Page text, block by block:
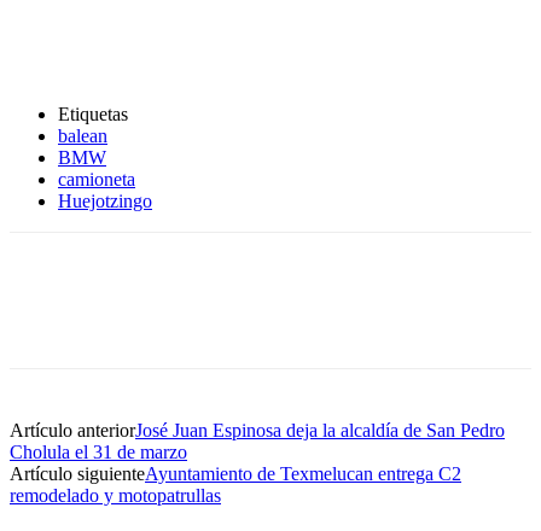
Etiquetas
balean
BMW
camioneta
Huejotzingo
Artículo anteriorJosé Juan Espinosa deja la alcaldía de San Pedro
Cholula el 31 de marzo
Artículo siguienteAyuntamiento de Texmelucan entrega C2
remodelado y motopatrullas